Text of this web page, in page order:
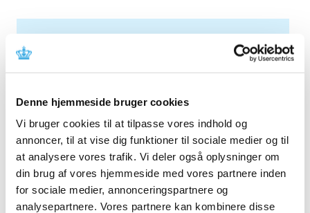
Denne hjemmeside bruger cookies
Vi bruger cookies til at tilpasse vores indhold og
annoncer, til at vise dig funktioner til sociale medier og til
at analysere vores trafik. Vi deler også oplysninger om
din brug af vores hjemmeside med vores partnere inden
for sociale medier, annonceringspartnere og
analysepartnere. Vores partnere kan kombinere disse
TID
2025 (158)
2024 (224)
2023 (195)
2022 (197)
2021 (516)
2020 (263)